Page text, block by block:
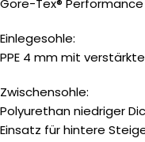
Gore-Tex®
Einlegesohle:
PPE 4 mm mit
Zwischensohle:
Polyurethan niedriger
Einsatz für hintere